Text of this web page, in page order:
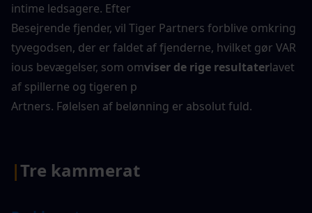
intime ledsagere. Efter
Besejrende fjender, vil Tiger Partners forblive omkring
tyvegodsen, der er faldet af fjenderne, hvilket gør VAR
ious bevægelser, som omviser de rige resultaterlavet
af spillerne og tigeren p
Artners. Følelsen af belønning er absolut fuld.
|Tre kammerat